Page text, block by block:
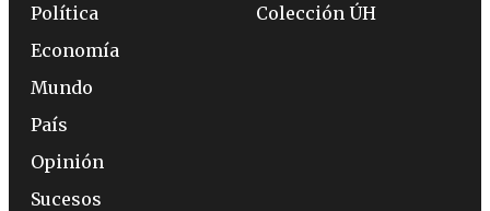
Política
Economía
Mundo
País
Opinión
Sucesos
Colección ÚH